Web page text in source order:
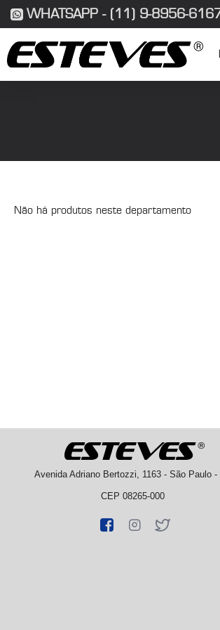
WHATSAPP - (11) 9-8956-
Não há produtos neste departamento
Avenida Adriano Bertozzi, 1163 - São Paulo -
CEP 08265-000